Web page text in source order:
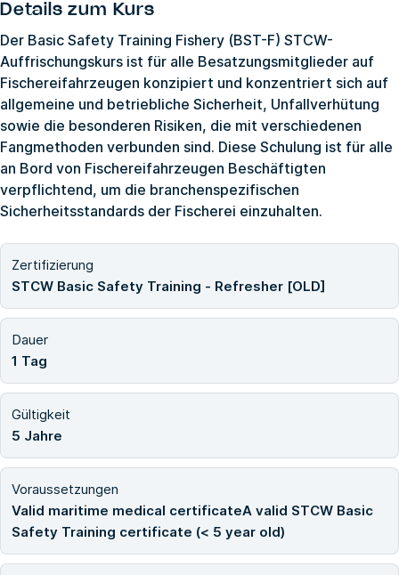
Details zum Kurs
Der Basic Safety Training Fishery (BST-F) STCW-
Auffrischungskurs ist für alle Besatzungsmitglieder auf
Fischereifahrzeugen konzipiert und konzentriert sich auf
allgemeine und betriebliche Sicherheit, Unfallverhütung
sowie die besonderen Risiken, die mit verschiedenen
Fangmethoden verbunden sind. Diese Schulung ist für alle
an Bord von Fischereifahrzeugen Beschäftigten
verpflichtend, um die branchenspezifischen
Sicherheitsstandards der Fischerei einzuhalten.
Zertifizierung
STCW Basic Safety Training - Refresher [OLD]
Dauer
1 Tag
Gültigkeit
5 Jahre
Voraussetzungen
Valid maritime medical certificateA valid STCW Basic
Safety Training certificate (< 5 year old)